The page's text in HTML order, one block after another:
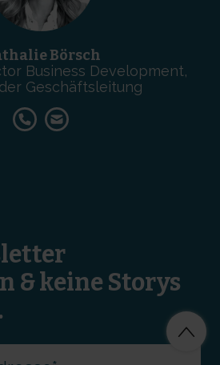
Börsch
Business Development,
Geschäftsleitung
& keine Storys